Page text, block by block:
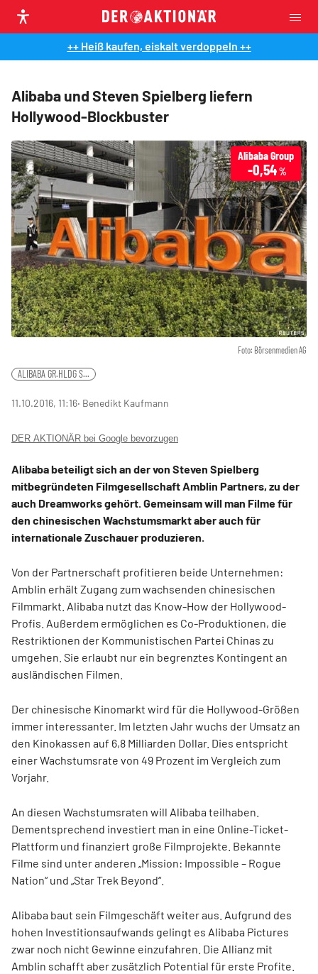
++ Heiß kaufen, eiskalt verdoppeln ++
Alibaba und Steven Spielberg liefern
Hollywood-Blockbuster
Foto: Börsenmedien AG
Alibaba Group
-0,54%
ALIBABA GR.HLDG S...
11.10.2016, 11:16‧ Benedikt Kaufmann
DER AKTIONÄR bei Google bevorzugen
Alibaba beteiligt sich an der von Steven Spielberg
mitbegründeten Filmgesellschaft Amblin Partners, zu der
auch Dreamworks gehört. Gemeinsam will man Filme für
den chinesischen Wachstumsmarkt aber auch für
internationale Zuschauer produzieren.
Von der Partnerschaft profitieren beide Unternehmen:
Amblin erhält Zugang zum wachsenden chinesischen
Filmmarkt. Alibaba nutzt das Know-How der Hollywood-
Profis. Außerdem ermöglichen es Co-Produktionen, die
Restriktionen der Kommunistischen Partei Chinas zu
umgehen. Sie erlaubt nur ein begrenztes Kontingent an
ausländischen Filmen.
Der chinesische Kinomarkt wird für die Hollywood-Größen
immer interessanter. Im letzten Jahr wuchs der Umsatz an
den Kinokassen auf 6,8 Milliarden Dollar. Dies entspricht
einer Wachstumsrate von 49 Prozent im Vergleich zum
Vorjahr.
An diesen Wachstumsraten will Alibaba teilhaben.
Dementsprechend investiert man in eine Online-Ticket-
Plattform und finanziert große Filmprojekte. Bekannte
Filme sind unter anderen „Mission: Impossible – Rogue
Nation“ und „Star Trek Beyond“.
Alibaba baut sein Filmgeschäft weiter aus. Aufgrund des
hohen Investitionsaufwands gelingt es Alibaba Pictures
zwar noch nicht Gewinne einzufahren. Die Allianz mit
Amblin schafft aber zusätzlich Potential für erste Profite.